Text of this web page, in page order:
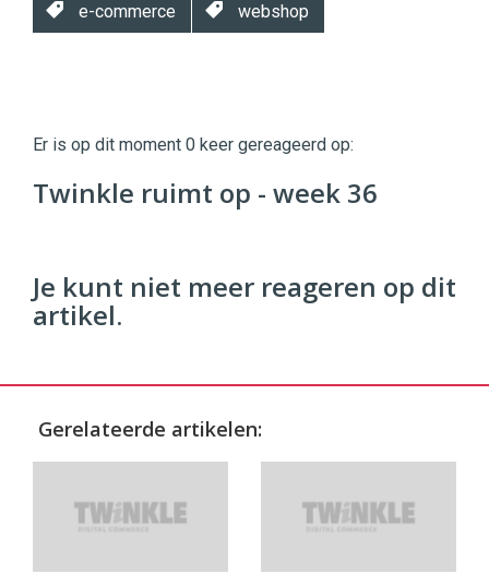
e-commerce webshop
|
Digital
Commercehttps://twinklemagazine.nl
Er is op dit moment 0 keer gereageerd op:
Twinkle ruimt op - week 36
Je kunt niet meer reageren op dit
artikel.
Gerelateerde artikelen: